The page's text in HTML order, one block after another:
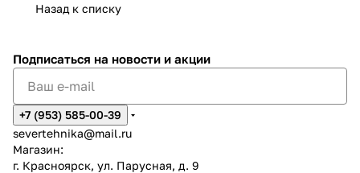
Назад к списку
Подписаться на новости и акции
+7 (953) 585-00-39
severtehnika@mail.ru
Магазин:
г. Красноярск, ул. Парусная, д. 9